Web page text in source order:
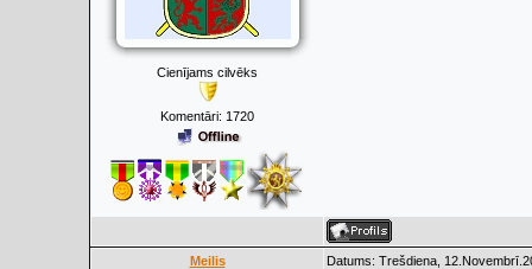
Cienījams cilvēks
Komentāri: 1720
Meilis Datums: Trešdiena,